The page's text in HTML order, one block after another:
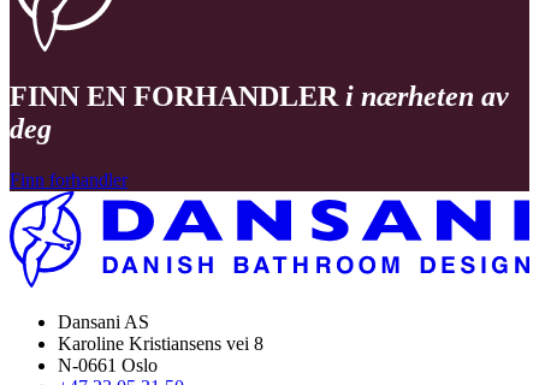
FINN EN FORHANDLER i nærheten av
deg
Finn forhandler
Dansani AS
Karoline Kristiansens vei 8
N-0661 Oslo